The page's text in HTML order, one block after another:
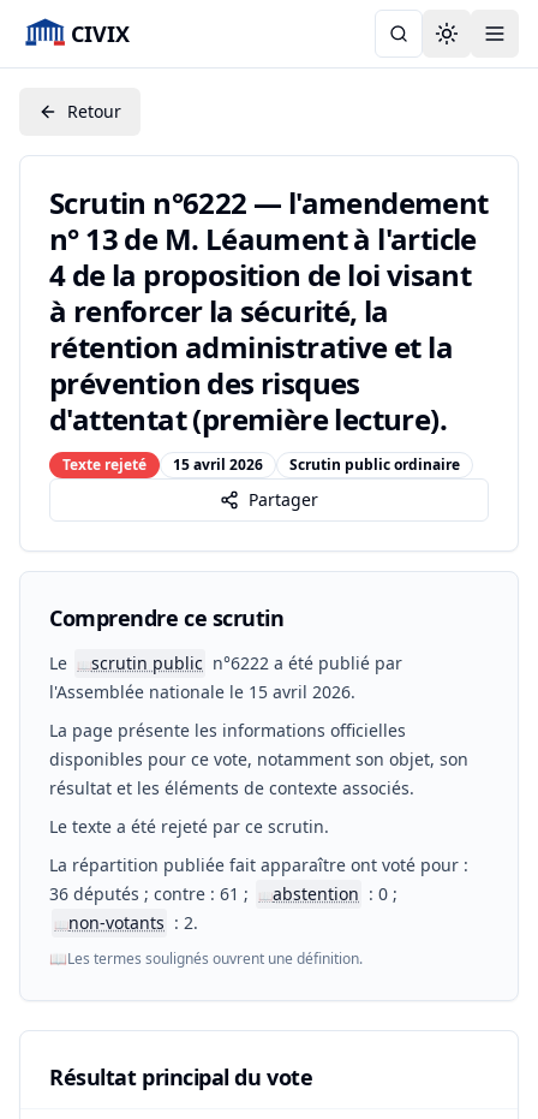
CIVIX Toggle
Retour
Scrutin n°6222 — l'amendement
n° 13 de M. Léaument à l'article
4 de la proposition de loi visant
à renforcer la sécurité, la
rétention administrative et la
prévention des risques
d'attentat (première lecture).
Texte rejeté 15 avril 2026 Scrutin public ordinaire
Partager
Comprendre ce scrutin
Le 📖scrutin public n°6222 a été publié par
l'Assemblée nationale le 15 avril 2026.
La page présente les informations officielles
disponibles pour ce vote, notamment son objet, son
résultat et les éléments de contexte associés.
Le texte a été rejeté par ce scrutin.
La répartition publiée fait apparaître ont voté pour :
36 députés ; contre : 61 ;
📖abstention : 0 ;
📖non-votants : 2.
📖Les termes soulignés ouvrent une définition.
Résultat principal du vote